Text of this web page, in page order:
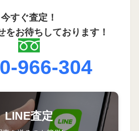
今すぐ査定！
をお待ちしております！
966-304
LINE査定